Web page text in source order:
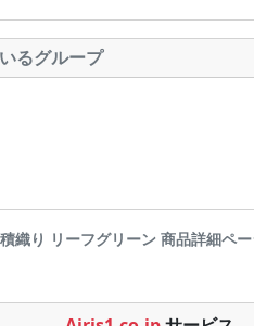
るグループ
織り リーフグリーン 商品詳細